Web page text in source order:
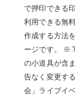
で押印できる
利用できる無
作成する方法
ージです。 ※
の小道具が含
告なく変更す
会」ライブイ